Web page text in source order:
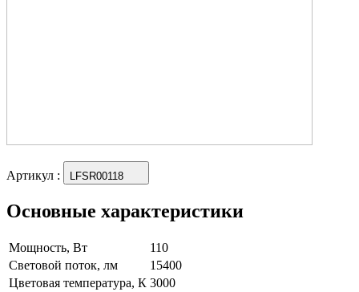
Артикул : LFSR00118
Основные характеристики
Мощность, Вт
110
Световой поток, лм
15400
Цветовая температура, К 3000